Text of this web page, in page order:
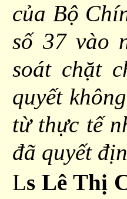
của Bộ
số 37 vào
soát chặt
quyết
từ thực tế
đã quyết
Ls Lê Thị